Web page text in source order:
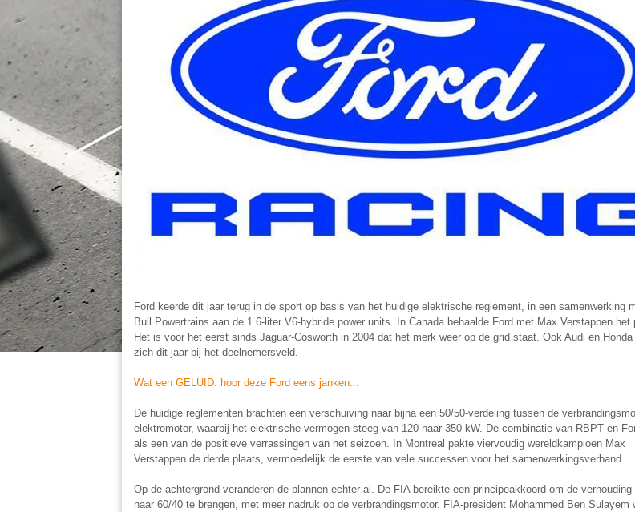
Ford keerde dit jaar terug in de sport op basis van het huidige elektrische reglement, in een samenwerking
Bull Powertrains aan de 1.6-liter V6-hybride power units. In Canada behaalde Ford met Max Verstappen het
Het is voor het eerst sinds Jaguar-Cosworth in 2004 dat het merk weer op de grid staat. Ook Audi en Honda
zich dit jaar bij het deelnemersveld.
Wat een GELUID: hoor deze Ford eens janken...
De huidige reglementen brachten een verschuiving naar bijna een 50/50-verdeling tussen de
elektromotor, waarbij het elektrische vermogen steeg van 120 naar 350 kW. De combinatie van RBPT en
als een van de positieve verrassingen van het seizoen. In Montreal pakte viervoudig wereldkampioen Max
Verstappen de derde plaats, vermoedelijk de eerste van vele successen voor het samenwerkingsverband.
Op de achtergrond veranderen de plannen echter al. De FIA bereikte een principeakkoord om de verhouding
naar 60/40 te brengen, met meer nadruk op de verbrandingsmotor. FIA-president Mohammed Ben Sulayem